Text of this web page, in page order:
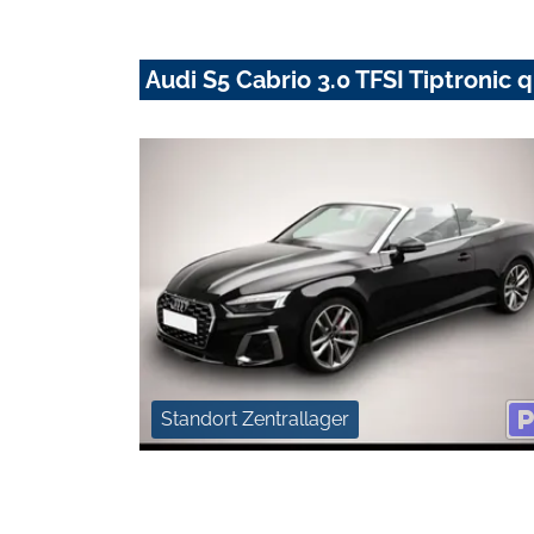
Audi S5 Cabrio 3.0 TFSI
Standort Zentrallager